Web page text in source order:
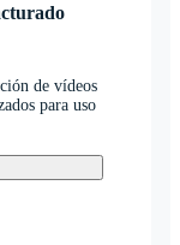
de vídeos
para uso